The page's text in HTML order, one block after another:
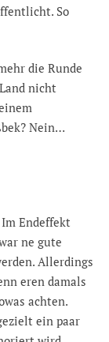
So
die Runde
nicht
Nein…
Endeffekt
ne gute
Allerdings
eren damals
achten.
ein paar